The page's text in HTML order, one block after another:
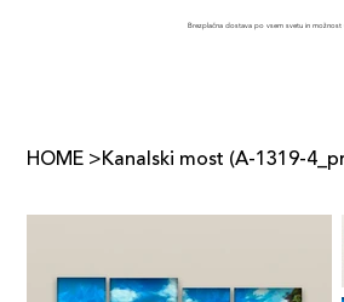
Brezplačna dostava po vsem svetu in možnost
HOME >Kanalski most (A-1319-